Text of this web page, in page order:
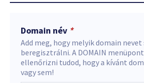
Domain név *
Add meg, hogy melyik domain
beregisztrálni. A DOMAIN
ellenőrizni tudod, hogy a kívánt
vagy sem!